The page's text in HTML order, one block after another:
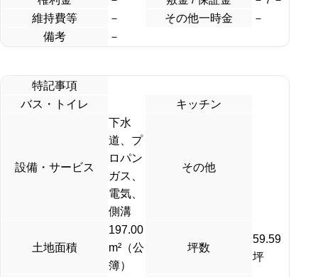
維持費等
－ その他一時金
－
備考
－
特記事項
バス・トイレ
キッチン
設備・サービス
下水
道、プ
ロパン
ガス、
電気、
側溝
その他
土地面積
197.00
m²（公
簿）
坪数
59.59
坪